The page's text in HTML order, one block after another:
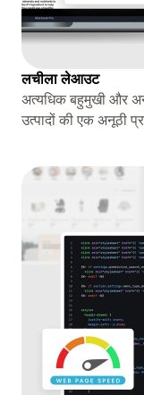
लचीला लेआउट
अत्यधिक बहुमुखी और
उत्पादों की एक अनूठी